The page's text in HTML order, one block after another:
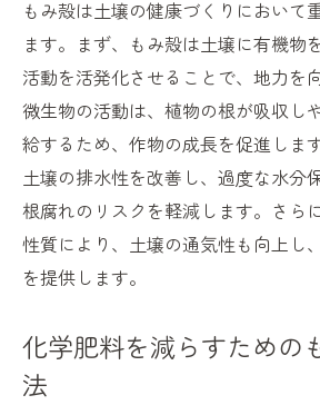
もみ殻は土壌の健康づくりにおいて
ます。まず、もみ殻は土壌に有機物
活動を活発化させることで、地力を
微生物の活動は、植物の根が吸収し
給するため、作物の成長を促進しま
土壌の排水性を改善し、過度な水分
根腐れのリスクを軽減します。さら
性質により、土壌の通気性も向上し
を提供します。
化学肥料を減らすための
法